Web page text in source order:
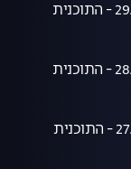
הצינור 29.07.2026 - התוכנית
הצינור 28.07.2026 - התוכנית
הצינור 27.07.2026 - התוכנית